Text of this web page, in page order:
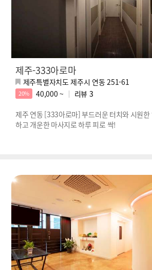
제주-333아로마
제주특별자치도 제주시 연동 251-61
20% 40,000 ~ 리뷰 3
제주 연동 [333아로마] 부드러운 터치와 시원한
하고 개운한 마사지로 하루 피로 싹!